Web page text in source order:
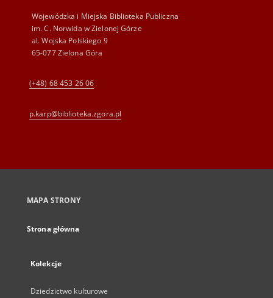
Wojewódzka i Miejska Biblioteka Publiczna
im. C. Norwida w Zielonej Górze
al. Wojska Polskiego 9
65-077 Zielona Góra
(+48) 68 453 26 06
p.karp@biblioteka.zgora.pl
MAPA STRONY
Strona główna
Kolekcje
Dziedzictwo kulturowe